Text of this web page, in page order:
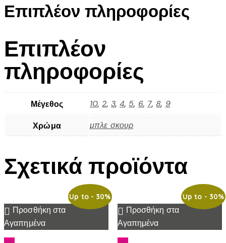
Επιπλέον πληροφορίες
Επιπλέον
πληροφορίες
Μέγεθος 10,2, 3,4, 5, 6, 7, 8, 9
Χρώμα μπλε σκουρ
Σχετικά προϊόντα
Up to- 30%
Προσθήκη στα
Αγαπημένα
Up to - 30%
Προσθήκη στα
Αγαπημένα